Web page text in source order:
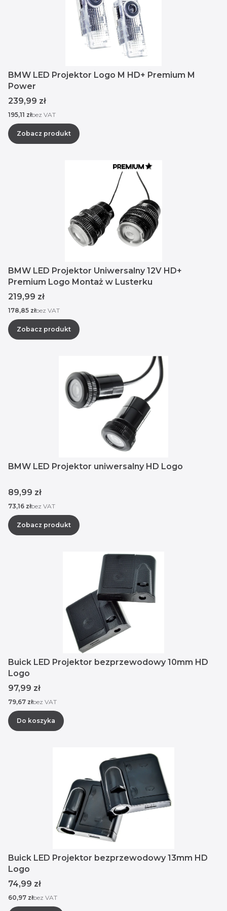
BMW LED Projektor Logo M HD+ Premium M
Power
Cena
239,99 zł
Cena
195,11 złbez VAT
Zobacz produkt
BMW LED Projektor Uniwersalny 12V HD+
Premium Logo Montaż w Lusterku
Cena
219,99 zł
Cena
178,85 złbez VAT
Zobacz produkt
BMW LED Projektor uniwersalny HD Logo
Cena
89,99 zł
Cena
73,16 złbez VAT
Zobacz produkt
Buick LED Projektor bezprzewodowy 10mm HD
Logo
Cena
97,99 zł
Cena
79,67 złbez VAT
Do koszyka
Buick LED Projektor bezprzewodowy 13mm HD
Logo
Cena
74,99 zł
Cena
60,97 złbez VAT